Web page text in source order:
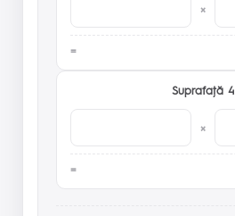
×
Suprafaţă 4
×